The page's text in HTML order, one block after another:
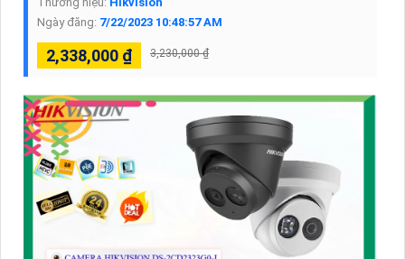
Ngày đăng: 7/22/2023 10:48:57 AM
2,338,000 ₫ 3,230,000 ₫